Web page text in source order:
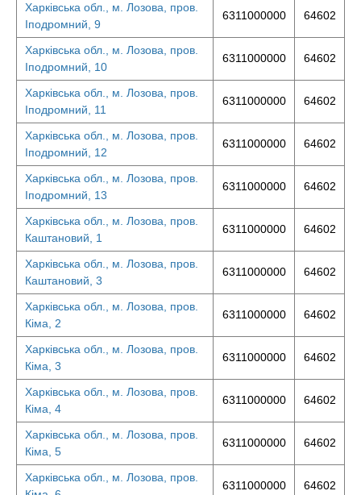
Харківська обл., м. Лозова, пров.
Іподромний, 9
6311000000 64602
Харківська обл., м. Лозова, пров.
Іподромний, 10
6311000000 64602
Харківська обл., м. Лозова, пров.
Іподромний, 11
6311000000 64602
Харківська обл., м. Лозова, пров.
Іподромний, 12
6311000000 64602
Харківська обл., м. Лозова, пров.
Іподромний, 13
6311000000 64602
Харківська обл., м. Лозова, пров.
Каштановий, 1
6311000000 64602
Харківська обл., м. Лозова, пров.
Каштановий, 3
6311000000 64602
Харківська обл., м. Лозова, пров.
Кіма, 2
6311000000 64602
Харківська обл., м. Лозова, пров.
Кіма, 3
6311000000 64602
Харківська обл., м. Лозова, пров.
Кіма, 4
6311000000 64602
Харківська обл., м. Лозова, пров.
Кіма, 5
6311000000 64602
Харківська обл., м. Лозова, пров.
6311000000 64602